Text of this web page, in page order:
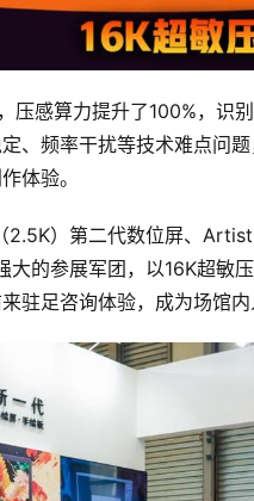
压感算力提升了100%，识
、频率干扰等技术难点问
体验。
）第二代数位屏、
大的参展军团，以16K超敏
驻足咨询体验，成为场馆内